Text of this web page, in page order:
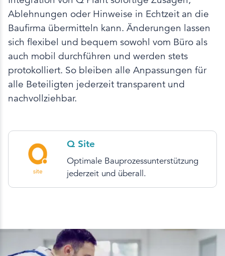
Ablehnungen oder Hinweise in Echtzeit an die
Baufirma übermitteln kann. Änderungen lassen
sich flexibel und bequem sowohl vom Büro als
auch mobil durchführen und werden stets
protokolliert. So bleiben alle Anpassungen für
alle Beteiligten jederzeit transparent und
nachvollziehbar.
Q Site
Optimale Bauprozessunterstützung
jederzeit und überall.